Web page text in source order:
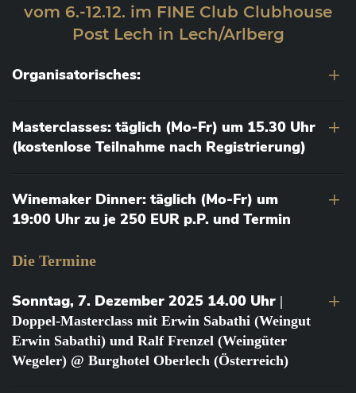
vom 6.-12.12. im FINE Club Clubhouse
Post Lech in Lech/Arlberg
Organisatorisches:
Masterclasses: täglich (Mo-Fr) um 15.30 Uhr
(kostenlose Teilnahme nach Registrierung)
Winemaker Dinner: täglich (Mo-Fr) um
19:00 Uhr zu je 250 EUR p.P. und Termin
Die Termine
Sonntag, 7. Dezember 2025 14.00 Uhr |
Doppel-Masterclass mit Erwin Sabathi (Weingut
Erwin Sabathi) und Ralf Frenzel (Weingüter
Wegeler) @ Burghotel Oberlech (Österreich)